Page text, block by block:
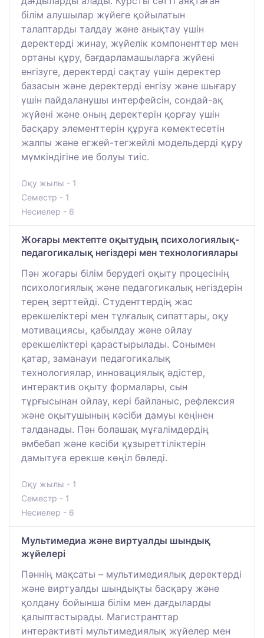
білім алушылар жүйеге қойылатын
талаптарды талдау және анықтау үшін
деректерді жинау, жүйелік компоненттер мен
ортаны құру, бағдарламашыларға жүйені
енгізуге, деректерді сақтау үшін деректер
базасын және деректерді енгізу және шығару
үшін пайдаланушы интерфейсін, сондай-ақ
жүйені және оның деректерін қорғау үшін
басқару элементтерін құруға көмектесетін
жалпы және егжей-тегжейлі модельдерді құру
мүмкіндігіне ие болуы тиіс.
Оқу жылы - 1
Семестр - 1
Несиелер - 6
Жоғары мектепте оқытудың психологиялық-
педагогикалық негіздері мен технологиялары
Пән жоғары білім берудегі оқыту процесінің
психологиялық және педагогикалық негіздерін
терең зерттейді. Студенттердің жас
ерекшеліктері мен тұлғалық сипаттары, оқу
мотивациясы, қабылдау және ойлау
ерекшеліктері қарастырылады. Сонымен
қатар, заманауи педагогикалық
технологиялар, инновациялық әдістер,
интерактив оқыту формалары, сын
тұрғысынан ойлау, кері байланыс, рефлексия
және оқытушының кәсіби дамуы кеңінен
талданады. Пән болашақ мұғалімдердің
әмбебап және кәсіби құзыреттіліктерін
дамытуға ерекше көңіл бөледі.
Оқу жылы - 1
Семестр - 1
Несиелер - 6
Мультимедиа және виртуалды шындық
жүйелері
Пәннің мақсаты – мультимедиялық деректерді
және виртуалды шындықты басқару және
қолдану бойынша білім мен дағдыларды
қалыптастырады. Магистранттар
интерактивті мультимедиялық жүйелер мен